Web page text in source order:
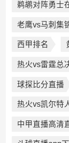
鹈鹕对阵勇士
老鹰vs马刺集
西甲排名
热火vs雷霆总
球探比分直播
热火vs凯尔特
中甲直播高清